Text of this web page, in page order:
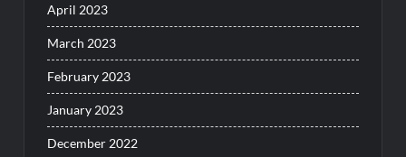
April 2023
March 2023
February 2023
January 2023
December 2022